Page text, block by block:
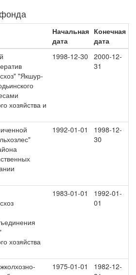
Начальная
дата
Конечная
дата
"Якшур-
хозяйства и
1998-12-30
2000-12-
31
1992-01-01
1998-12-
30
хозяйства
1983-01-01
1992-01-
01
1975-01-01
1982-12-